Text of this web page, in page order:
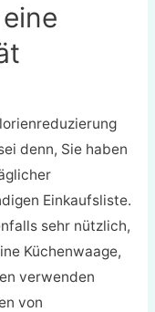
denn, Sie haben
Einkaufsliste.
sehr nützlich,
Küchenwaage,
verwenden
von